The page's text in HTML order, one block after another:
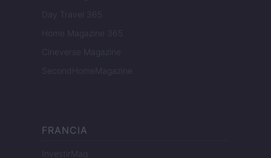
Day Travel 365
Home Magazine 365
Cineverse Magazine
SecondHomeMagazine
FRANCIA
InvestirMag